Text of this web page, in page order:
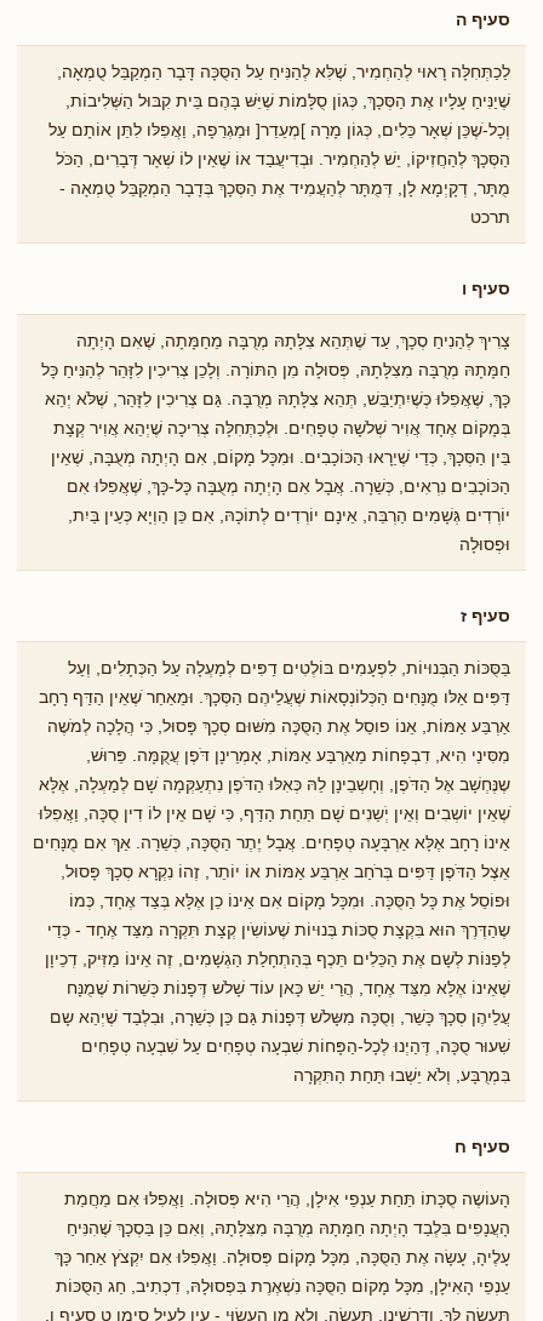
סעיף ה
לַכַתְּחִלָּה רָאוּי לְהַחְמִיר, שֶׁלִּא לְהַנִּיחַ עַל הַסֻּכָּה דָּבָר הַמְקַבֵּל טֻמְאָה,
שֶׁיַנִּיחַ עָלָיו אֶת הַסְּכָךְ, כְּגוֹן סֻלָּמוֹת שֶׁיֵּשּׁ בָּהֶם בֵּית קִבּוּל הַשְּׁלִיבוֹת,
וְכָל-ֹשֶכֵּן שְׁאָר כֵּלִים, כְּגוֹן מָרָה ]מְעַדֵר[ וּמַגְרֵפָה, וַאֲפִלּו לִתֵּן אוֹתָם עַל
הַסְּכָךְ לְהַחֲזִיקוֹ, יֵשׁ לְהַחְמִיר. וּבְדִיעֲבַד אוֹ שֶׁאֵין לוֹ שְׁאָר דְּבָרִים, הַכֹּל
מֻתָּר, דְקָיְמָא לָן, דְּמֻתָּר לְהַעֲמִיד אֶת הַסְּכָךְ בְּדָבָר הַמְקַבֵּל טֻמְאָה -
תרכט
סעיף ו
צָרִיךְ לְהַנִיחַ סְכָךְ, עַד שֶׁתְּהֵא צִלָּתָהּ מְרֻבָּה מֵחַמָּתָה, שֶׁאִם הָיְתָה
חַמָּתָהּ מְרֻבָּה מִצִלָּתָהּ, פְּסוּלָה מִן הַתּוֹרָה. וְלָכֵן צְרִיכִין לִזָּהֵר לְהַנִּיחַ כָּל
כָּךְ, שֶׁאֲפִלּוּ כְּשֶׁיִתְיַבֵּשׁ, תְּהֵא צִלָּתָהּ מְרֻבָּה. גַּם צְרִיכִין לִזָּהֵר, שֶׁלֹּא יְהֵא
בְּמָקוֹם אֶחָד אֲוִיר שְׁלֹשָה טְפָחִים. וּלְכַתְּחִלָּה צְרִיכָה שֶׁיְהֵא אֲוִיר קְצָת
בֵּין הַסְּכָךְ, כְּדֵי שֶׁיֵרָאוּ הַכּוֹכָבִים. וּמִכָּל מָקוֹם, אִם הָיְתָה מְעֻבָּה, שֶׁאֵין
הַכּוֹכָבִים נִרְאִים, כְּשֵׁרָה. אֲבָל אִם הָיְתָה מְעֻבָּה כָּל-כָּךְ, שֶׁאֲפִלּוּ אִם
יוֹרְדִים גְּשָׁמִים הַרְבֵּה, אֵינָם יוֹרְדִים לְתוֹכָהּ, אִם כֵּן הַוְיָא כְּעֵין בַּיִת,
וּפְסוּלָה
סעיף ז
בַּסֻּכּוֹת הַבְּנוּיוֹת, לִפְעָמִים בּוֹלְטִים דַפִּים לְמַעְלָה עַל הַכְּתָלִים, וְעַל
דַּפִּים אֵלּו מֻנָּחִים הַכְּלוֹנְסָאוֹת שֶׁעֲלֵיהֶם הַסְּכָךְ. וּמֵאַחַר ֹשֶאֵין הַדַּף רָחָב
אַרְבַּע אַמּוֹת, אֵנוֹ פוסֵל אֶת הַסֻּכָּה מִֹשּוּם סְכָךְ פָּסוּל, כִּי הֲלָכָה לְמֹשֶה
מִסִּינַי הִיא, דִבְפָחוֹת מֵאַרְבַּע אַמּוֹת, אָמְרֵינָן דֹּפֶן עֲקֻמָּה. פֵּרוּשׁ,
שֶנֶּחְשָׁב אֶל הַדֹּפֶן, וְחָשְבֵינָן לֵהּ כְּאִלּוּ הַדֹּפֶן נִתְעַקְּמָה ֹשָם לְמַעְלָה, אֶלָּא
ֹשֶאֵין יוֹשְבִים וְאֵין יְֹשֵנִים שָׁם תַּחַת הַדַּף, כִּי שָׁם אֵין לוֹ דִין סֻכָּה, וַאֲפִלּוּ
אֵינוֹ רָחָב אֶלָּא אַרְבָּעָה טְפָחִים. אֲבָל יֶתֶר הַסֻּכָּה, כְּשֵׁרָה. אַךְ אִם מֻנָּחִים
אֵצֶל הַדֹּפֶן דַּפִּים בְּרֹחַב אַרְבַּע אַמּוֹת אוֹ יוֹתֵר, זֶהוֹ נִקְרָא סְכָךְ פָּסוּל,
וּפוֹסֵל אֶת כָּל הַסֻּכָּה. וּמִכָּל מָקוֹם אִם אֵינוֹ כֵן אֶלָּא בְּצַד אֶחָד, כְּמוֹ
שֶהַדֶּרֶךְ הוּא בִּקְצָת סֻכּוֹת בְּנוּיוֹת שֶׁעוֹשִֹין קְצָת תִּקְרָה מִצַּד אֶחָד - כְּדֵי
לְפַנּוֹת לְשָׁם אֶת הַכֵּלִים תֵּכֶף בְּהַתְחָלַת הַגְשָׁמִים, זֶה אֵינוֹ מַזִּיק, דְכֵיוָן
שֶׁאֵינוֹ אֶלָּא מִצַּד אֶחָד, הֲרֵי יֵשׁ כָּאן עוֹד שָׁלֹש דְּפָנוֹת כְּשֵׁרוֹת ֹשֶמֻנָּח
עֲלֵיהֶן סְכָךְ כָּשֵׁר, וְסֻכָּה מִשָּלֹש דְּפָנוֹת גַּם כֵּן כְּשֵׁרָה, וּבִלְבַד שֶׁיְהֵא שָם
שִׁעוּר סֻכָּה, דְּהַיְנוּ לְכָל-הַפָּחוֹת שִׁבְעָה טְפָחִים עַל שִׁבְעָה טְפָחִים
בִּמְרֻבָּע, וְלֹא יֵשְׁבוּ תַּחַת הַתִּקְרָה
סעיף ח
הָעוֹשֶה סֻכָּתוֹ תַּחַת עַנְפֵי אִילָן, הֲרֵי הִיא פְּסוּלָה. וַאֲפִלּוּ אִם מֵחֲמַת
הָעֲנָפִים בִּלְבַד הָיְתָה חַמָּתָהּ מְרֻבָּה מִצִּלָּתָהּ, וְאִם כֵּן בַּסְכָךְ שֶׁהִנִּיחַ
עָלֶיהָ, עָשָׂה אֶת הַסֻּכָּה, מִכָּל מָקוֹם פְּסוּלָה. וַאֲפִלּוּ אִם יִקְצֹץ אַחַר כָּךְ
עַנְפֵי הָאִילָן, מִכָּל מָקוֹם הַסֻּכָּה נִשְׁאֶרֶת בִּפְסוּלָהּ, דִכְתִיב, חַג הַסֻּכּוֹת
תַּעֲשֶׂה לְּךָ, וְדָּרְשֵׁינָן, תַּעֲשֶׂה, וְלִא מִן הֶעָשׂוּי - עַיֵן לְעֵיל סִימָן ט סָעִיף ו.